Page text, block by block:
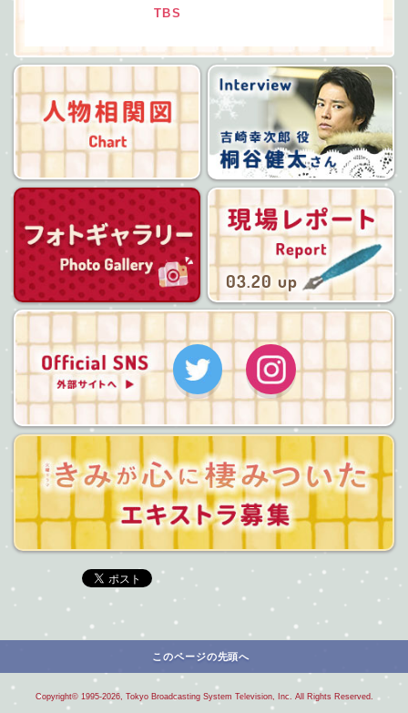
TBS
人物相関図
03.20 up
Twitter
このページの先頭へ
Copyright©1995-2026, Tokyo Broadcasting System Television, Inc. All Rights Reserved.